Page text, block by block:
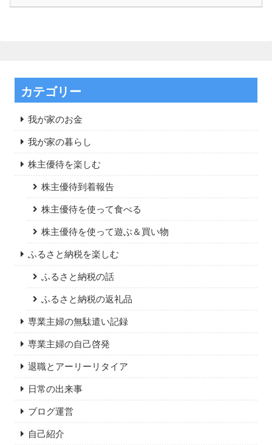
カテゴリー
我が家のお金
我が家の暮らし
株主優待を楽しむ
株主優待到着報告
株主優待を使って食べる
株主優待を使って遊ぶ＆買い物
ふるさと納税を楽しむ
ふるさと納税の話
ふるさと納税の返礼品
専業主婦の無駄遣い記録
専業主婦の自己啓発
退職とアーリーリタイア
日常の出来事
ブログ運営
自己紹介